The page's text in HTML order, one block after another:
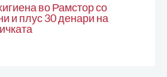
во Рамстор со
и плус 30 денари на